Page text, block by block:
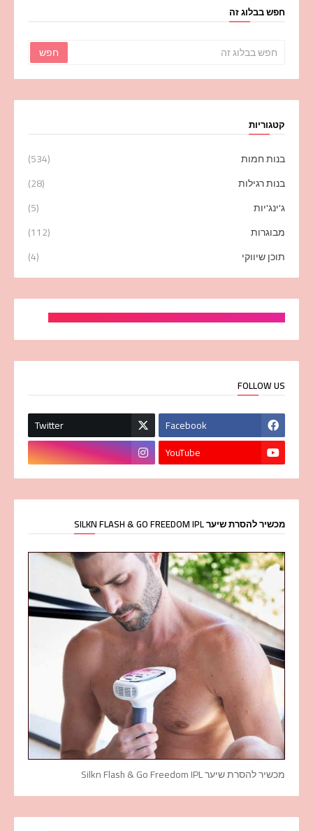
חפש בבלוג זה
קטגוריות
בנות חמות
(534)
בנות רגילות
(28)
ג'ינג'יות
(5)
מבוגרות
(112)
תוכן שיווקי
(4)
FOLLOW US
Facebook
Twitter
YouTube
מכשיר להסרת שיער SILKN FLASH & GO FREEDOM IPL
מכשיר להסרת שיער Silkn Flash & Go Freedom IPL